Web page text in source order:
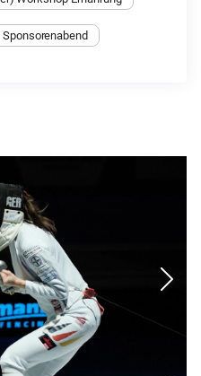
Sponsorenabend